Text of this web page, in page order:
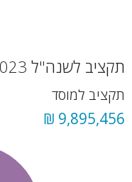
תקציב לשנה"ל 2023
תקציב למוסד
9,895,456 ₪